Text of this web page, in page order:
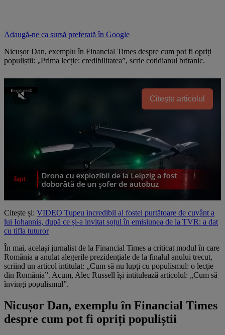
Adaugă-ne ca sursă preferată în Google
Nicușor Dan, exemplu în Financial Times despre cum pot fi opriți
populiștii: „Prima lecție: credibilitatea”, scrie cotidianul britanic.
Citește articolul
Citește și: VIDEO Tupeu incredibil al fostei purtătoare de cuvânt a
lui Iohannis, după ce și-a invitat soțul în emisiunea de la TVR: a dat
cu tifla tuturor
În mai, același jurnalist de la Financial Times a criticat modul în care
România a anulat alegerile prezidențiale de la finalul anului trecut,
scriind un articol intitulat: „Cum să nu lupți cu populismul: o lecție
din România”. Acum, Alec Russell își intitulează articolul: „Cum să
învingi populismul”.
Nicușor Dan, exemplu în Financial Times
despre cum pot fi opriți populiștii